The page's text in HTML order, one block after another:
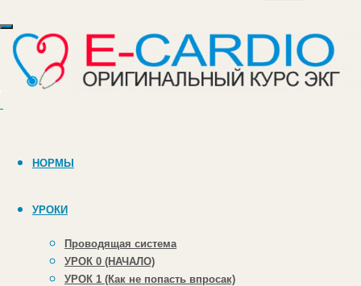
НОРМЫ
УРОКИ
Проводящая система
УРОК 0 (НАЧАЛО)
УРОК 1 (Как не попасть впросак)
Курс-практикум по ЭКГ
Для врачей, студентов и фельдшеров.
Программа курса "ЭКГ ПРОДВИНУТЫЙ"
Контактный e-mail:
☀️ Лето с e-cardio: дарим 30% скидку на любой из
нашихЭКГ курсов